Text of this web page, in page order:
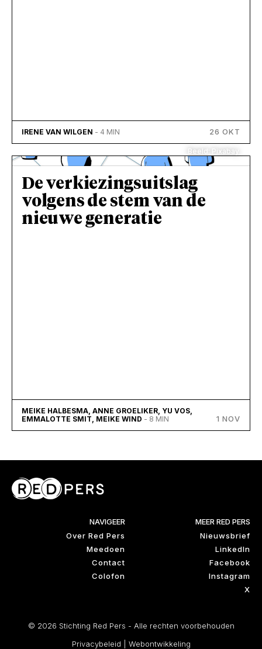
IRENE VAN WILGEN - 4 MIN 26 OKT
Beeld: Pixabay
De verkiezingsuitslag
volgens de stem van de
nieuwe generatie
MEIKE HALBESMA, ANNE GROELIKER, YU VOS,
EMMALOTTE SMIT, MEIKE WIND - 8 MIN 1 NOV
NAVIGEER
Over Red Pers
Meedoen
Contact
Colofon
MEER RED PERS
Nieuwsbrief
LinkedIn
Facebook
Instagram
X
© 2026 Stichting Red Pers - Alle rechten voorbehouden
Privacybeleid
Webontwikkeling